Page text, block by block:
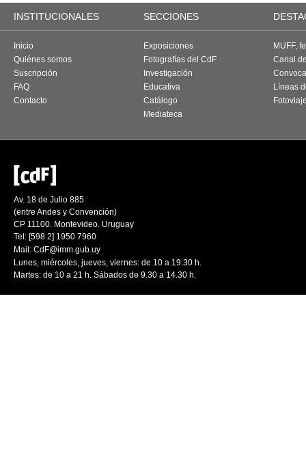
INSTITUCIONALES SECCIONES
Inicio
Quiénes somos
Suscripción
FAQ
Contacto
Exposiciones
Fotografías del CdF
Investigación
Educativa
Catálogo
Mediateca
MUFF,
Canal
Líneas
Av. 18 de Julio 885
(entre Andes y Convención)
CP 11100. Montevideo. Uruguay
Tel: [598 2] 1950 7960
Mail: CdF@imm.gub.uy
Lunes, miércoles, jueves, viernes: de 10 a 19.30 h.
Martes: de 10 a 21 h. Sábados de 9.30 a 14.30 h.